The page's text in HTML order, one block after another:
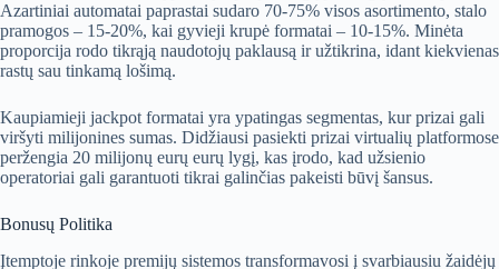
Azartiniai automatai paprastai sudaro 70-75% visos asortimento, stalo
pramogos – 15-20%, kai gyvieji krupė formatai – 10-15%. Minėta
proporcija rodo tikrąją naudotojų paklausą ir užtikrina, idant kiekvienas
rastų sau tinkamą lošimą.
Kaupiamieji jackpot formatai yra ypatingas segmentas, kur prizai gali
viršyti milijonines sumas. Didžiausi pasiekti prizai virtualių platformose
peržengia 20 milijonų eurų eurų lygį, kas įrodo, kad užsienio
operatoriai gali garantuoti tikrai galinčias pakeisti būvį šansus.
Bonusų Politika
Įtemptoje rinkoje premijų sistemos transformavosi į svarbiausiu žaidėjų